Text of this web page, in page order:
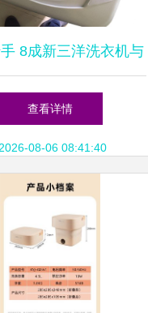
8成新三洋洗衣机与
组合，湖里华荣路最佳
选择
查看详情
08-06 08:41:40